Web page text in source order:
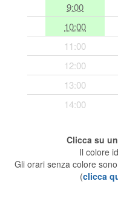
Planner e
Segreteria
Teleconsulto
9:00
10:00
11:00
12:00
13:00
14:00
Clicca su
Il colore
Gli orari senza colore
(clicca